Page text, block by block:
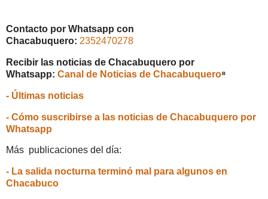
Contacto por Whatsapp con
Chacabuquero: 2352470278
Recibir las noticias de Chacabuquero por
Whatsapp: Canal de Noticias de Chacabuquero⁸
- Últimas noticias
- Cómo suscribirse a las noticias de Chacabuquero por
Whatsapp
Más publicaciones del día:
- La salida nocturna terminó mal para algunos en
Chacabuco